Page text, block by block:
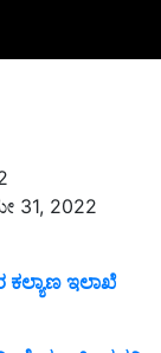
31, 2022
ಕಲ್ಯಾಣ ಇಲಾಖೆ